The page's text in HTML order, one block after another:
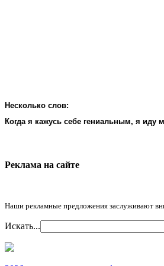
Несколько слов:
Когда я кажусь себе гениальным, я иду
Реклама на cайте
Наши рекламные предложения заслуживают
Искать...